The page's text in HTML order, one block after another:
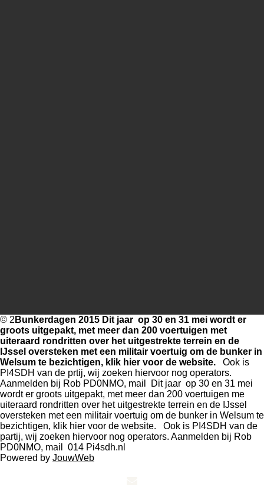
© 2 Bunkerdagen 2015 Dit jaar op 30 en 31 mei wordt er
groots uitgepakt, met meer dan 200 voertuigen met
uiteraard rondritten over het uitgestrekte terrein en de
IJssel oversteken met een militair voertuig om de bunker in
Welsum te bezichtigen, klik hier voor de website. Ook is
PI4SDH van de prtij, wij zoeken hiervoor nog operators.
Aanmelden bij Rob PD0NMO, mail Dit jaar op 30 en 31 mei
wordt er groots uitgepakt, met meer dan 200 voertuigen me
uiteraard rondritten over het uitgestrekte terrein en de IJssel
oversteken met een militair voertuig om de bunker in Welsum te
bezichtigen, klik hier voor de website. Ook is PI4SDH van de
partij, wij zoeken hiervoor nog operators. Aanmelden bij Rob
PD0NMO, mail 014 Pi4sdh.nl
Powered by JouwWeb